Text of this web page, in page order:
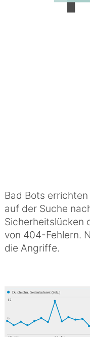
Bad Bots
auf der Suche
Sicherheitslücken
von 404-Fehlern.
die Angriffe.